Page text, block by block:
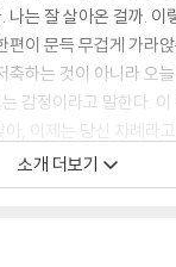
나는 잘 살아온 걸까. 이
편이 문득 무겁게 가라
축하는 것이 아니라 오
감정이라고 말한다.
, 이제는 당신 차례라
후회 없이 살고 싶은 당
행복이 조용히, 그리고
소개 더보기